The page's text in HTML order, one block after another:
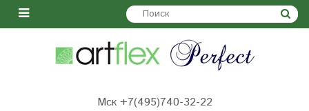
Мск +7(495)740-32-22